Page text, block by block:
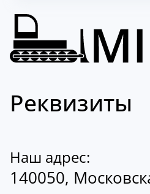
Реквизиты
Наш адрес:
140050,